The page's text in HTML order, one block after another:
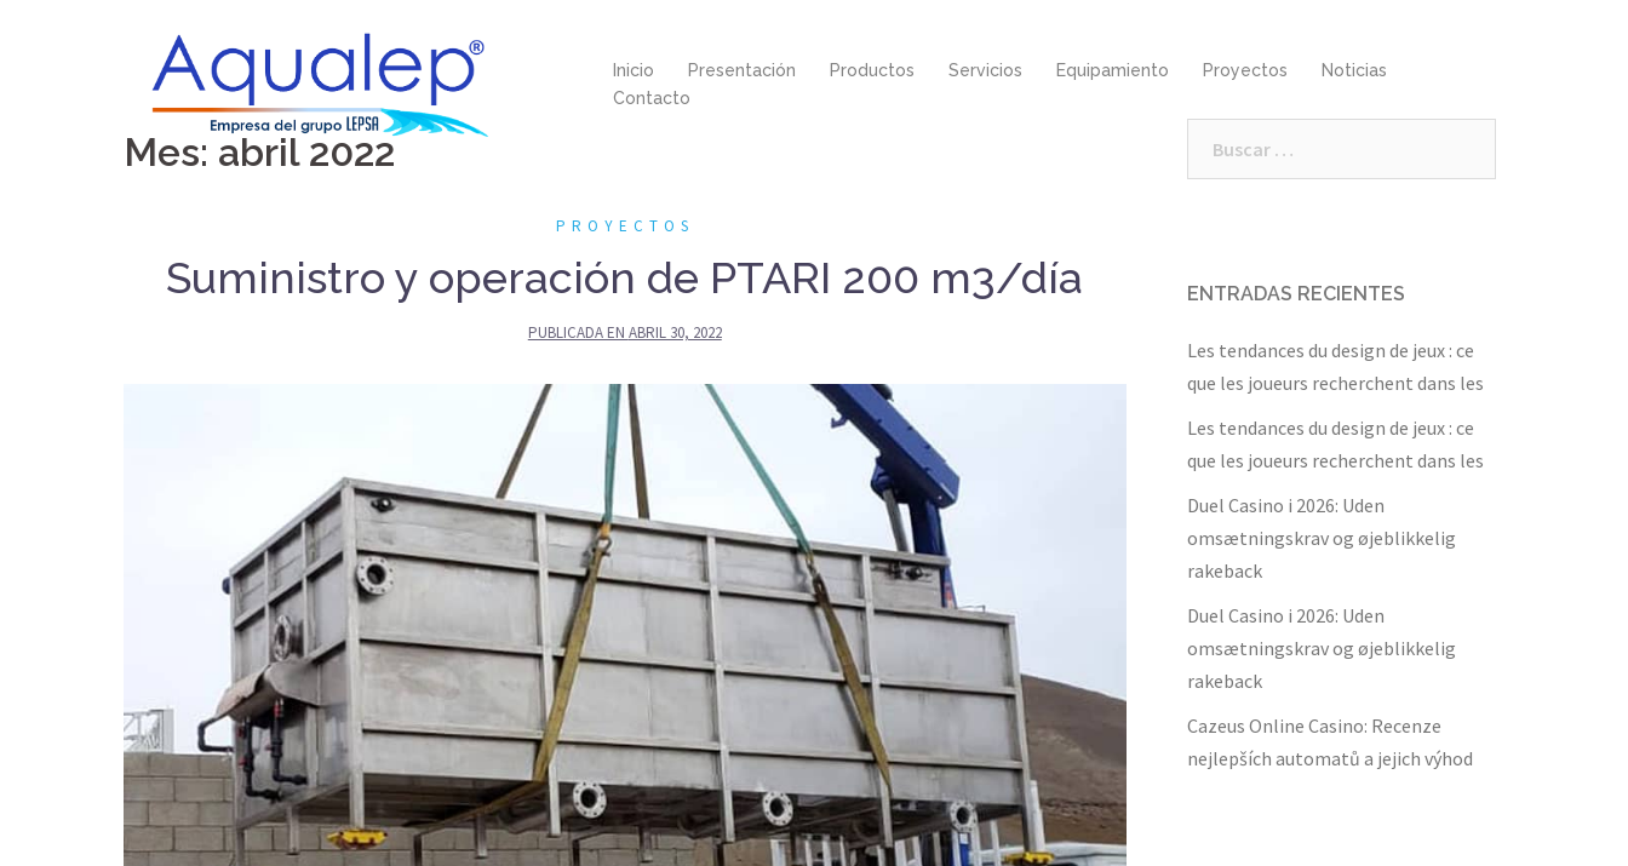
Inicio Presentación Productos Servicios Equipamiento Proyectos
Noticias
Contacto
Mes: abril 2022
PROYECTOS
Suministro y operación de PTARI 200 m3/día
PUBLICADA EN ABRIL 30, 2022
ENTRADAS RECIENTES
Les tendances du design de jeux : ce
que les joueurs recherchent dans les
Les tendances du design de jeux : ce
que les joueurs recherchent dans les
Duel Casino i 2026: Uden
omsætningskrav og øjeblikkelig
rakeback
Duel Casino i 2026: Uden
omsætningskrav og øjeblikkelig
rakeback
Cazeus Online Casino: Recenze
nejlepších automatů a jejich výhod